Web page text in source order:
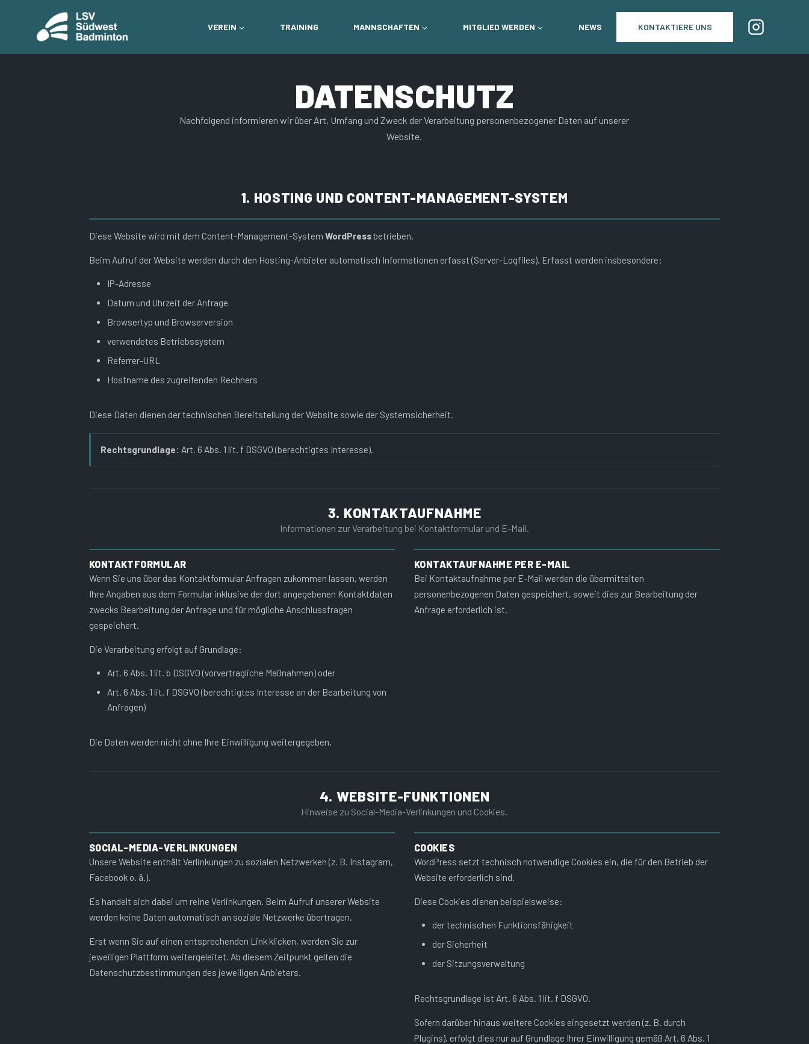
VEREIN TRAINING MANNSCHAFTEN MITGLIED WERDEN NEWS KONTAKTIERE UNS
DATENSCHUTZ
Nachfolgend informieren wir über Art, Umfang und Zweck der Verarbeitung personenbezogener Daten auf unserer
Website.
1. HOSTING UND CONTENT-MANAGEMENT-SYSTEM
Diese Website wird mit dem Content-Management-System WordPressbetrieben.
Beim Aufruf der Website werden durch den Hosting-Anbieter automatisch Informationen erfasst (Server-Logfiles). Erfasst werden insbesondere:
IP-Adresse
Datum und Uhrzeit der Anfrage
Browsertyp und Browserversion
verwendetes Betriebssystem
Referrer-URL
Hostname des zugreifenden Rechners
Diese Daten dienen der technischen Bereitstellung der Website sowie der Systemsicherheit.
Rechtsgrundlage: Art. 6 Abs. 1 lit. f DSGVO (berechtigtes Interesse).
3. KONTAKTAUFNAHME
Informationen zur Verarbeitung bei Kontaktformular und E-Mail.
KONTAKTFORMULAR
Wenn Sie uns über das Kontaktformular Anfragen zukommen lassen, werden
Ihre Angaben aus dem Formular inklusive der dort angegebenen Kontaktdaten
zwecks Bearbeitung der Anfrage und für mögliche Anschlussfragen
gespeichert.
Die Verarbeitung erfolgt auf Grundlage:
Art. 6 Abs. 1 lit. b DSGVO (vorvertragliche Maßnahmen) oder
Art. 6 Abs. 1 lit. f DSGVO (berechtigtes Interesse an der Bearbeitung von
Anfragen)
Die Daten werden nicht ohne Ihre Einwilligung weitergegeben.
KONTAKTAUFNAHME PER E-MAIL
Bei Kontaktaufnahme per E-Mail werden die übermittelten
personenbezogenen Daten gespeichert, soweit dies zur Bearbeitung der
Anfrage erforderlich ist.
4. WEBSITE-FUNKTIONEN
Hinweise zu Social-Media-Verlinkungen und Cookies.
SOCIAL-MEDIA-VERLINKUNGEN
Unsere Website enthält Verlinkungen zu sozialen Netzwerken (z. B. Instagram,
Facebook o. ä.).
Es handelt sich dabei um reine Verlinkungen. Beim Aufruf unserer Website
werden keine Daten automatisch an soziale Netzwerke übertragen.
Erst wenn Sie auf einen entsprechenden Link klicken, werden Sie zur
jeweiligen Plattform weitergeleitet. Ab diesem Zeitpunkt gelten die
Datenschutzbestimmungen des jeweiligen Anbieters.
COOKIES
WordPress setzt technisch notwendige Cookies ein, die für den Betrieb der
Website erforderlich sind.
Diese Cookies dienen beispielsweise:
der technischen Funktionsfähigkeit
der Sicherheit
der Sitzungsverwaltung
Rechtsgrundlage ist Art. 6 Abs. 1 lit. f DSGVO.
Sofern darüber hinaus weitere Cookies eingesetzt werden (z. B. durch
Plugins), erfolgt dies nur auf Grundlage Ihrer Einwilligung gemäß Art. 6 Abs. 1